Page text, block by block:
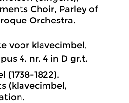
Choir, Parley of
Orchestra.
voor klavecimbel,
4, nr. 4 in D gr.t.
(1738-1822).
(klavecimbel,